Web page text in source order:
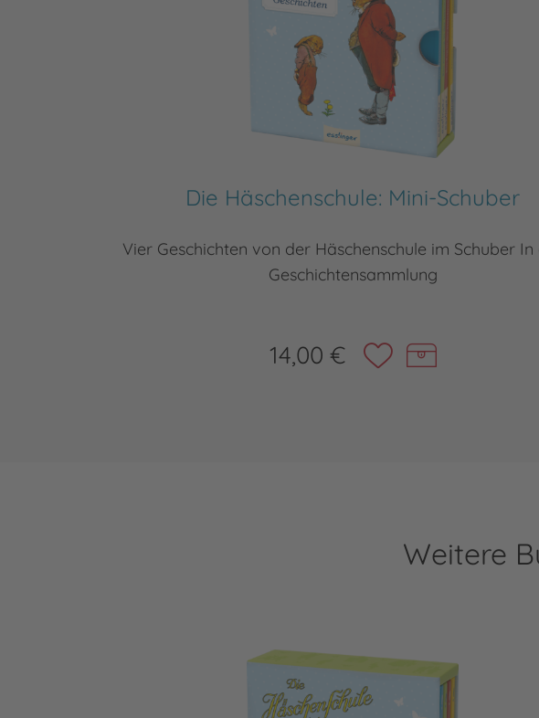
Die Häschenschule: Mini-Schuber
Vier Geschichten von der Häschenschule im Schuber In
Geschichtensammlung
14,00 €
Weitere